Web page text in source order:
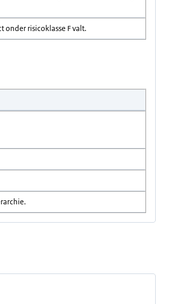
onder risicoklasse F valt.